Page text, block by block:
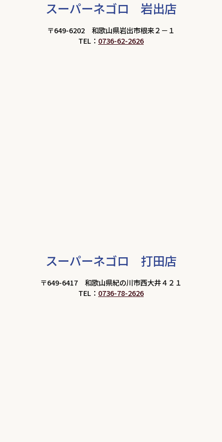
スーパーネゴロ 岩出店
〒649-6202 和歌山県岩出市根来２－１
TEL： 0736-62-2626
スーパーネゴロ 打田店
〒649-6417 和歌山県紀の川市西大井４２１
TEL： 0736-78-2626